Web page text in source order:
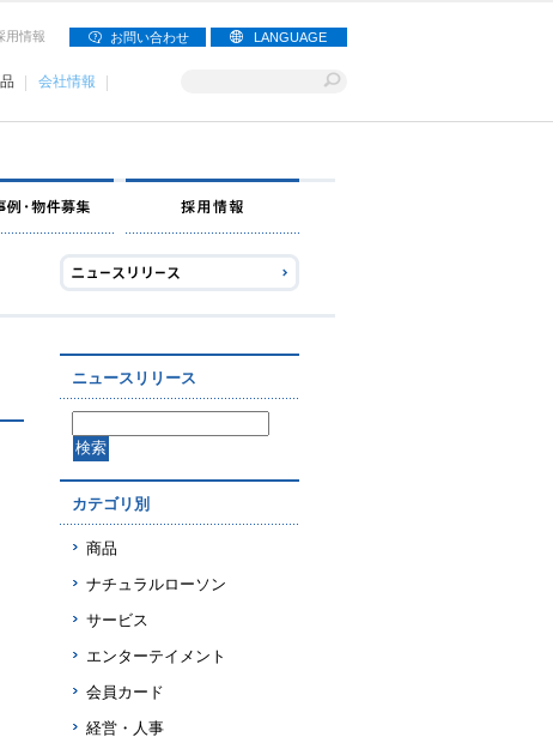
用情報 お問い合わせ LANGUAGE
会社情報
ニュースリリース
カテゴリ別
商品
ナチュラルローソン
サービス
エンターテイメント
会員カード
経営・人事